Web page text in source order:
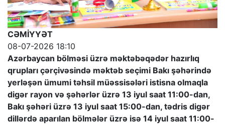
CƏMİYYƏT
08-07-2026 18:10
Azərbaycan bölməsi üzrə məktəbəqədər hazırlıq
qrupları çərçivəsində məktəb seçimi Bakı şəhərində
yerləşən ümumi təhsil müəssisələri istisna olmaqla
digər rayon və şəhərlər üzrə 13 iyul saat 11:00-dan,
Bakı şəhəri üzrə 13 iyul saat 15:00-dan, tədris digər
dillərdə aparılan bölmələr üzrə isə 14 iyul saat 11:00-